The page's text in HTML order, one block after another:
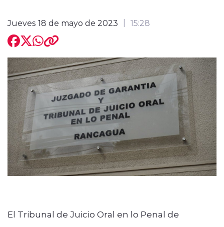
Entrevistas
modo claro
Jueves 18 de mayo de 2023 15:28
El Tribunal de Juicio Oral en lo Penal de